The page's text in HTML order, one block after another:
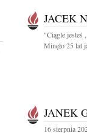
JACEK
"Ciągle jesteś
Minęło 25 lat
JANEK
16 sierpnia